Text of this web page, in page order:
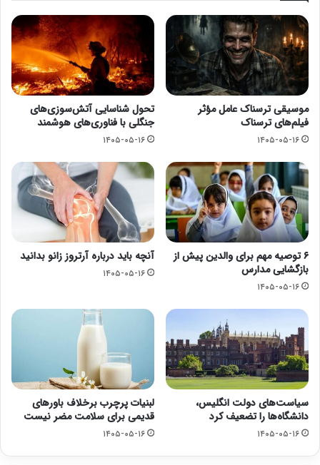
موسیقی ترسناک عامل مؤثر
فیلم‌های ترسناک
۱۴۰۵-۰۵-۱۶
تحول شناسایی آتش‌سوزی‌های
جنگلی با فناوری‌های هوشمند
۱۴۰۵-۰۵-۱۶
۶ توصیه مهم برای والدین پیش از
بازگشایی مدارس
۱۴۰۵-۰۵-۱۶
آنچه باید درباره آرتروز زانو بدانید
۱۴۰۵-۰۵-۱۶
سیاست‌های دولت انگلیس،
دانشگاه‌ها را تضعیف کرد
۱۴۰۵-۰۵-۱۶
لبنیات پرچرب برخلاف باورهای
قدیمی برای سلامت مضر نیست
۱۴۰۵-۰۵-۱۶